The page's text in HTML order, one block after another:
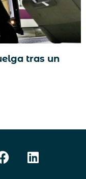
tras un